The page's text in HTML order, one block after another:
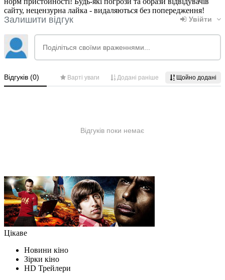
сайту, нецензурна лайка - видаляються без попередження!
Цікаве
Новини кіно
Зірки кіно
HD Трейлери